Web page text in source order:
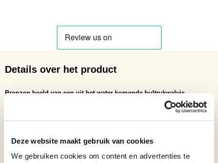
Deze website maakt gebruik van cookies
We gebruiken cookies om content en advertenties te
Details over het product
Bronzen beeld van een uit het water komende bultrukwalvis